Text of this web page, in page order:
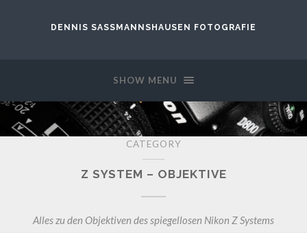
DENNIS SASSMANNSHAUSEN FOTOGRAFIE
SHOW MENU
CATEGORY
Z SYSTEM – OBJEKTIVE
Alles zu den Objektiven des spiegellosen Nikon Z Systems